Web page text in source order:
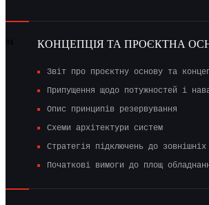
01 КОНЦЕПЦІЯ ТА ПРОЄКТНА
Звіт про проєктну основу та
Припущення щодо потужностей і
Опис принципів резервування
Схеми архітектури систем
Стратегія підключень до
Початкові вимоги до площ